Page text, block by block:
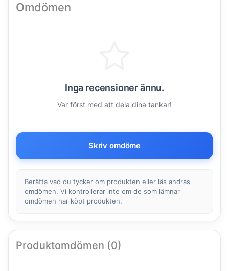
Omdömen
Inga recensioner ännu.
Var först med att dela dina tankar!
Skriv omdöme
Berätta vad du tycker om produkten eller läs andras
omdömen. Vi kontrollerar inte om de som lämnar
omdömen har köpt produkten.
Produktomdömen (0)